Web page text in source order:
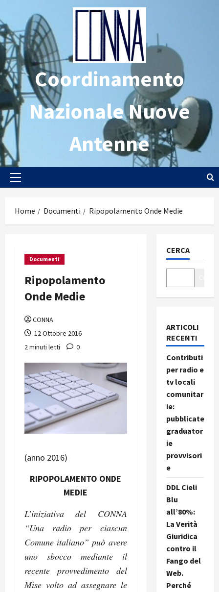
al
contenuto
Coordinamento
Nazionale Nuove
Antenne
Menu
Home Documenti Ripopolamento Onde Medie
Documenti
Ripopolamento
Onde Medie
CONNA
12 Ottobre 2016
2 minuti letti
0
(anno 2016)
RIPOPOLAMENTO ONDE
MEDIE
L’iniziativa del CONNA
“Una radio per ciascun
Comune italiano” può avere
uno sbocco mediante il
recente provvedimento del
Mise volto ad assegnare le
CERCA
ARTICOLI
RECENTI
Contributi
per radio e
tv locali
comunitar
ie:
pubblicate
graduator
ie
provvisori
e
DDL Cieli
Blu
all’80%:
La Verità
Giuridica
contro il
Fango del
Web.
Perché